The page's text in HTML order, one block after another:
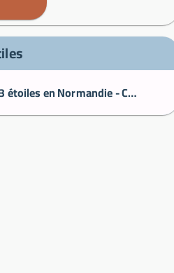
Camping 3 étoiles en Normandie - Camping Municipal de la Vée ***